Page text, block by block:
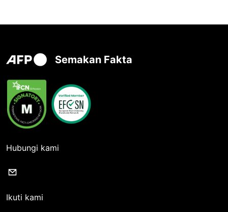
Semakan Fakta
Hubungi kami
Ikuti kami